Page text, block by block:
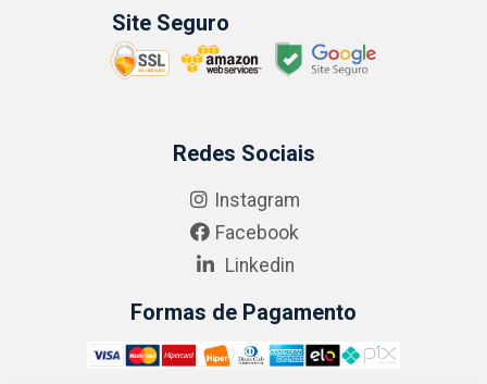
Site Seguro
Redes Sociais
Instagram
Facebook
Linkedin
Formas de Pagamento